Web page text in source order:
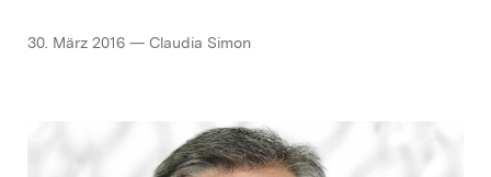
30. März 2016 — Claudia Simon